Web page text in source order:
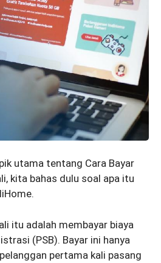
utama tentang Cara Bayar
kita bahas dulu soal apa itu
itu adalah membayar biaya
(PSB). Bayar ini hanya
pertama kali pasang